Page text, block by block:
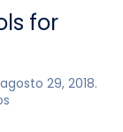
for
agosto 29, 2018.